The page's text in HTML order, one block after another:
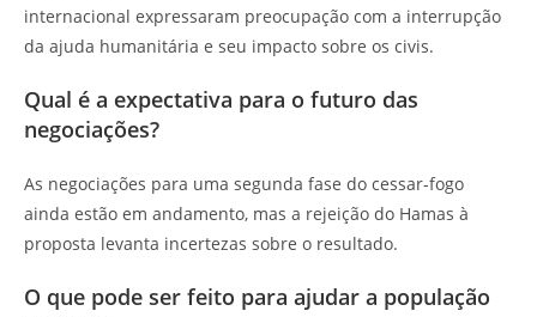
internacional expressaram preocupação com a interrupção
da ajuda humanitária e seu impacto sobre os civis.
Qual é a expectativa para o futuro das
negociações?
As negociações para uma segunda fase do cessar-fogo
ainda estão em andamento, mas a rejeição do Hamas à
proposta levanta incertezas sobre o resultado.
O que pode ser feito para ajudar a população